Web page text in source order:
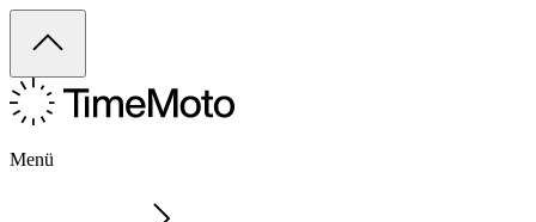
Menü